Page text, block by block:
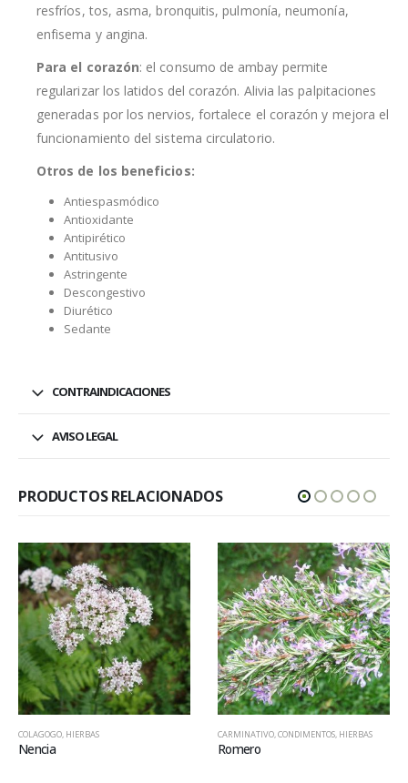
resfríos, tos, asma, bronquitis, pulmonía, neumonía,
enfisema y angina.
Para el corazón: el consumo de ambay permite
regularizar los latidos del corazón. Alivia las palpitaciones
generadas por los nervios, fortalece el corazón y mejora el
funcionamiento del sistema circulatorio.
Otros de los beneficios:
Antiespasmódico
Antioxidante
Antipirético
Antitusivo
Astringente
Descongestivo
Diurético
Sedante
CONTRAINDICACIONES
AVISO LEGAL
PRODUCTOS RELACIONADOS
COLAGOGO, HIERBAS
Nencia
CARMINATIVO,CONDIMENTOS, HIERBAS
Romero